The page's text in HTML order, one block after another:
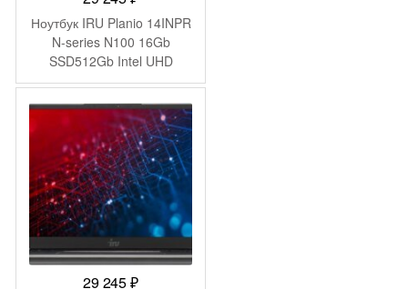
Ноутбук IRU Planio 14INPR
N-series N100 16Gb
SSD512Gb Intel UHD
Graphics 14″ IPS FHD
(1920×1080) Windows 11
Pro grey WiFi BT Cam
5000mAh (2078485)
29 245₽